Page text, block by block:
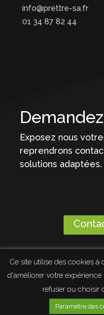
info@prettre-sa.fr
01 34 87 82 44
Demandez
Exposez nous
reprendrons
solutions adaptées.
Mentions légales et
© PRETTRE
Ce site utilise des cookies à
d'améliorer votre
refuser ou choisir
Paramètre des